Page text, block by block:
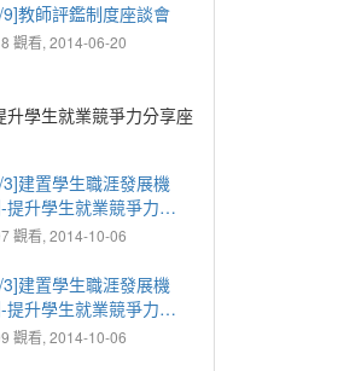
9]教師評鑑制度座談會
觀看, 2014-06-20
學生就業競爭力分享座
3]建置學生職涯發展機
提升學生就業競爭力分
談會
觀看, 2014-10-06
3]建置學生職涯發展機
提升學生就業競爭力分
談會
觀看, 2014-10-06